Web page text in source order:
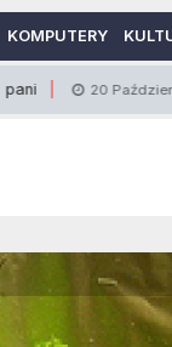
KOMPUTERY
Października 2014